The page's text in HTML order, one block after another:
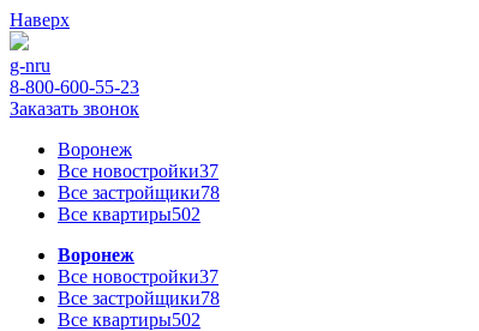
Наверх
g-nru
8-800-600-55-23
Заказать звонок
Воронеж
Все новостройки37
Все застройщики78
Все квартиры502
Воронеж
Все новостройки37
Все застройщики78
Все квартиры502